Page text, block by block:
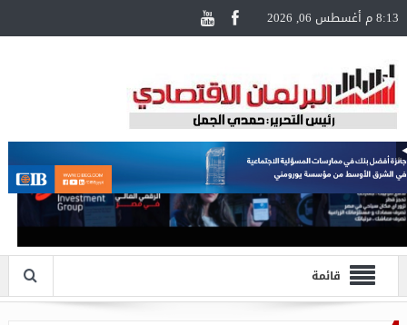
8:13 م أغسطس 06, 2026
قائمة